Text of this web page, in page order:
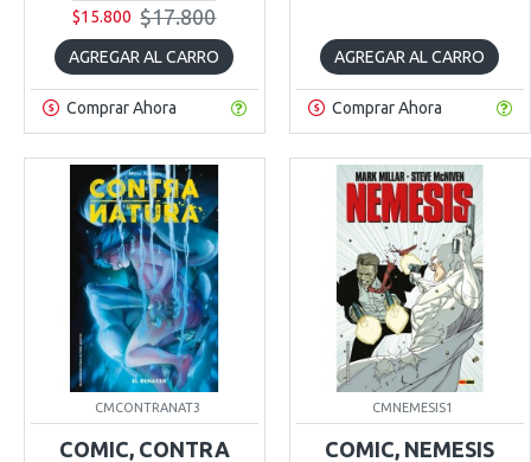
$15.800 $17.800
AGREGAR AL CARRO
Comprar Ahora
AGREGAR AL CARRO
Comprar Ahora
CMCONTRANAT3
COMIC, CONTRA
CMNEMESIS1
COMIC, NEMESIS